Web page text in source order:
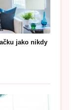
jako nikdy